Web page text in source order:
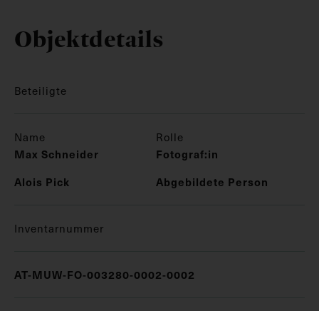
Objektdetails
Beteiligte
Name Rolle
Max Schneider
Fotograf:in
Alois Pick
Abgebildete Person
Inventarnummer
AT-MUW-FO-003280-0002-0002